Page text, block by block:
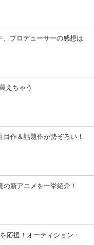
、プロデューサーの感想は
えちゃう
作＆話題作が勢ぞろい！
の新アニメを一挙紹介！
応援！オーディション・